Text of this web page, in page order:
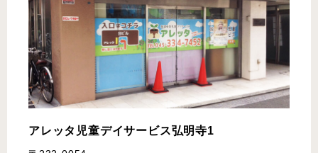
アレッタ児童デイサービス弘明寺1